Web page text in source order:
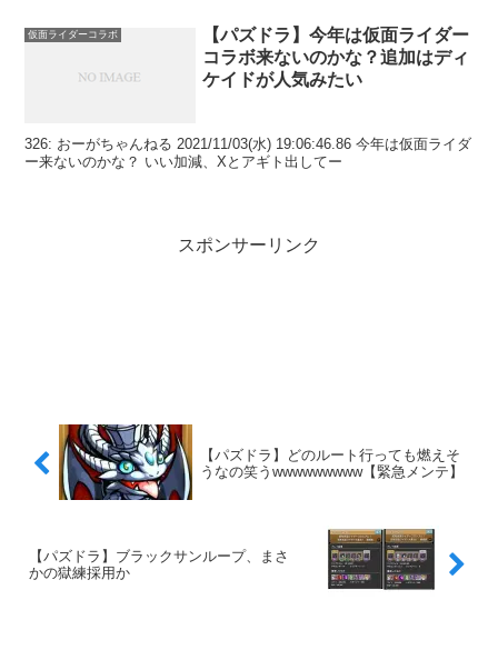
仮面ライダーコラボ
【パズドラ】今年は仮面ライダー
コラボ来ないのかな？追加はディ
ケイドが人気みたい
326: おーがちゃんねる 2021/11/03(水) 19:06:46.86 今年は仮面ライダ
ー来ないのかな？ いい加減、Xとアギト出してー
スポンサーリンク
【パズドラ】どのルート行っても燃えそ
うなの笑うwwwwwwwww【緊急メンテ】
【パズドラ】ブラックサンループ、まさ
かの獄練採用か